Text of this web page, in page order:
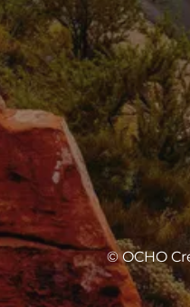
© OCHO